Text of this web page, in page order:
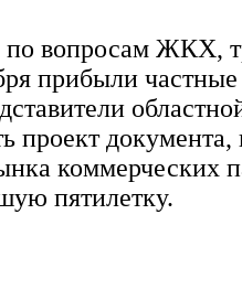
по вопросам ЖКХ,
прибыли частные
проект документа,
коммерческих
пятилетку.